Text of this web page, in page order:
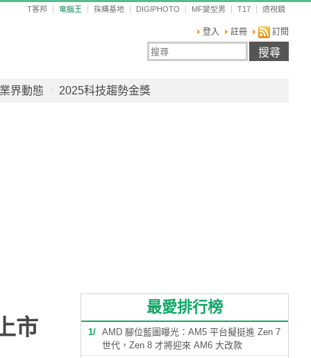
T客邦 電腦王 採購基地 DIGIPHOTO MF變型男 T17 透視鏡
登入 註冊 訂閱
業界動態 2025科技趨勢金獎
市
最愛排行榜
1
AMD 腳位藍圖曝光：AM5 平台擬挺進 Zen 7
世代，Zen 8 才將迎來 AM6 大改款